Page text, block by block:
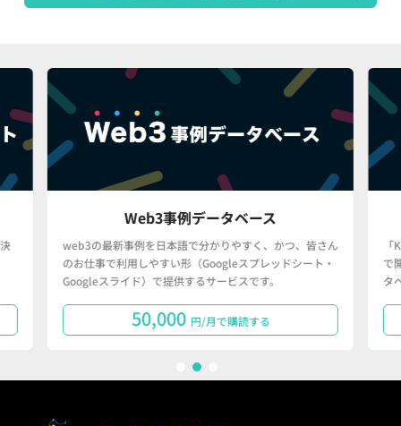
Web3事例データベース
web3の最新事例を日本語で分かりやすく、かつ、皆さん
のお仕事で利用しやすい形（Googleスプレッドシート・
Googleスライド）で提供するサービスです。
50,000 円/月で購読する
で
タ